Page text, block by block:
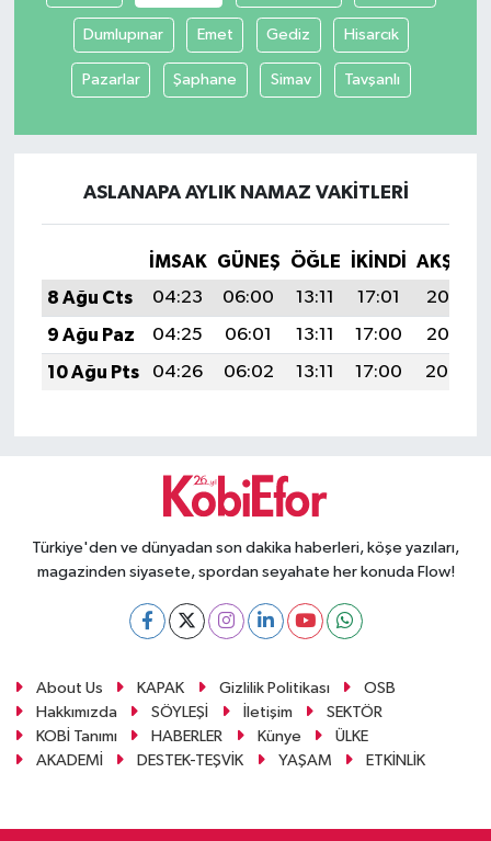
Dumlupınar Emet Gediz Hisarcık
Pazarlar Şaphane Simav Tavşanlı
ASLANAPA AYLIK NAMAZ VAKITLERI
İMSAK GÜNEŞ ÖĞLE İKINDI
AKŞAM
8 Ağu Cts
04:23 06:00 13:11 17:01
20:13
9 Ağu Paz
04:25 06:01 13:11 17:00
20:12
10 Ağu Pts
04:26 06:02 13:11 17:00 20:10
Türkiye'den ve dünyadan son dakika haberleri, köşe yazıları,
magazinden siyasete, spordan seyahate her konuda Flow!
About Us KAPAK Gizlilik Politikası
OSB
Hakkımızda
SÖYLEŞİ İletişim
SEKTÖR
KOBİ Tanımı
HABERLER Künye
ÜLKE
AKADEMİ
DESTEK-TEŞVİK YAŞAM ETKİNLİK